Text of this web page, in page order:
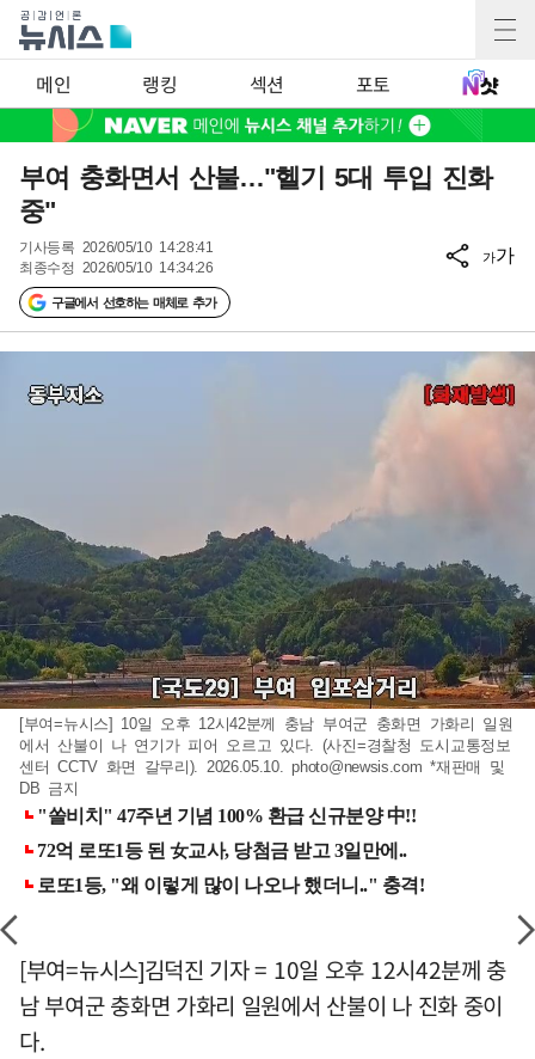
메인 랭킹 섹션 포토
부여 충화면서 산불…"헬기 5대 투입 진화
중"
기사등록 2026/05/10 14:28:41
최종수정 2026/05/10 14:34:26
구글에서 선호하는 매체로 추가
가가
[부여=뉴시스] 10일 오후 12시42분께 충남 부여군 충화면 가화리 일원
에서 산불이 나 연기가 피어 오르고 있다. (사진=경찰청 도시교통정보
센터 CCTV 화면 갈무리). 2026.05.10.photo@newsis.com *재판매 및
DB 금지
[부여=뉴시스]김덕진 기자 = 10일 오후 12시42분께 충
남 부여군 충화면 가화리 일원에서 산불이 나 진화 중이
다.